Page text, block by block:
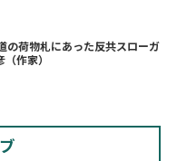
の荷物札にあった反共スローガ
作家）